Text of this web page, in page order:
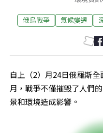
俄烏戰爭 氣候變遷
自上（2）月24日俄羅斯
月，戰爭不僅摧毀了人們
景和環境造成影響。